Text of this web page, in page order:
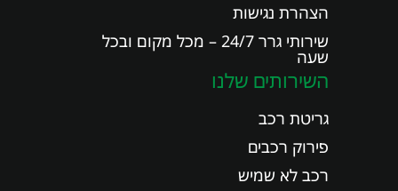
הצהרת נגישות
שירותי גרר 24/7 – מכל מקום ובכל
שעה
השירותים שלנו
גריטת רכב
פירוק רכבים
רכב לא שמיש